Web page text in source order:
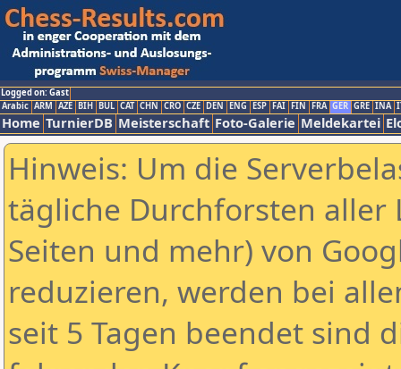
Logged on: Gast
Arabic ARM AZE BIH BUL CAT CHN CRO CZE DEN ENG ESP FAI FIN FRA GER GRE INA
Home TurnierDB Meisterschaft Foto-Galerie Meldekartei
Hinweis: Um die
tägliche Durchforsten aller
Seiten und mehr) von
reduzieren, werden bei
seit 5 Tagen beendet sind